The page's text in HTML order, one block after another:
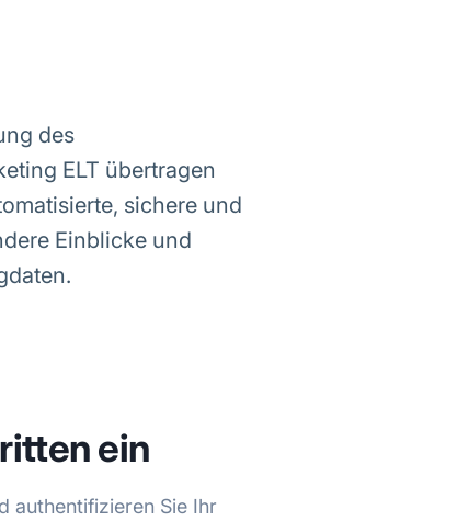
des
ELT übertragen
sichere und
Einblicke und
ein
authentifizieren Sie Ihr